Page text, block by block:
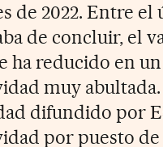
de 2022. Entre
de concluir, el
ha reducido en
muy
difundido por
por puesto